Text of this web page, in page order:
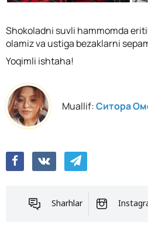
Shokoladni suvli hammomda
olamiz va ustiga bezaklarni
Yoqimli ishtaha!
Muallif:Ситора
Sharhlar